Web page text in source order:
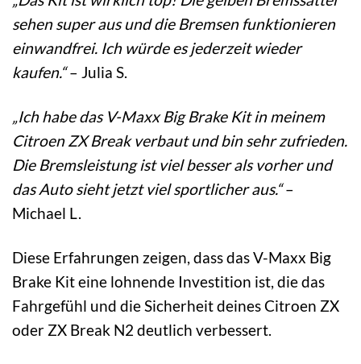
sehen super aus und die Bremsen funktionieren
einwandfrei. Ich würde es jederzeit wieder
kaufen.“– Julia S.
„Ich habe das V-Maxx Big Brake Kit in meinem
Citroen ZX Break verbaut und bin sehr zufrieden.
Die Bremsleistung ist viel besser als vorher und
das Auto sieht jetzt viel sportlicher aus.“–
Michael L.
Diese Erfahrungen zeigen, dass das V-Maxx Big
Brake Kit eine lohnende Investition ist, die das
Fahrgefühl und die Sicherheit deines Citroen ZX
oder ZX Break N2 deutlich verbessert.